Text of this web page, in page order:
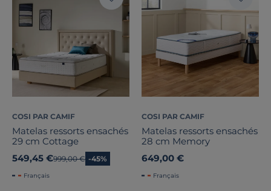
COSI PAR CAMIF
Matelas ressorts ensachés
29 cm Cottage
549,45 €Ancien prix
999,00 € -45%
Français
COSI PAR CAMIF
Matelas ressorts ensachés
28 cm Memory
649,00 €
Français